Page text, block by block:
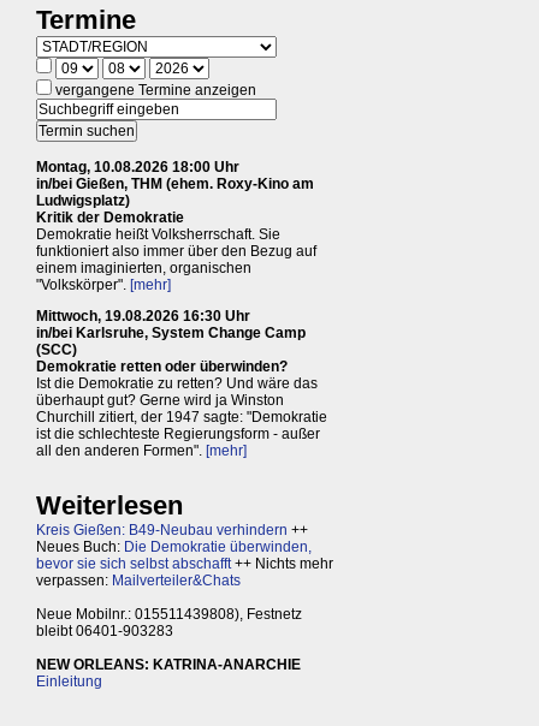
Termine
vergangene Termine anzeigen
Montag, 10.08.2026 18:00 Uhr
in/bei Gießen, THM (ehem. Roxy-Kino am
Ludwigsplatz)
Kritik der Demokratie
Demokratie heißt Volksherrschaft. Sie
funktioniert also immer über den Bezug auf
einem imaginierten, organischen
"Volkskörper". [mehr]
Mittwoch, 19.08.2026 16:30 Uhr
in/bei Karlsruhe, System Change Camp
(SCC)
Demokratie retten oder überwinden?
Ist die Demokratie zu retten? Und wäre das
überhaupt gut? Gerne wird ja Winston
Churchill zitiert, der 1947 sagte: "Demokratie
ist die schlechteste Regierungsform - außer
all den anderen Formen". [mehr]
Weiterlesen
Kreis Gießen: B49-Neubau verhindern ++
Neues Buch: Die Demokratie überwinden,
bevor sie sich selbst abschafft++ Nichts mehr
verpassen: Mailverteiler&Chats
Neue Mobilnr.: 015511439808), Festnetz
bleibt 06401-903283
NEW ORLEANS: KATRINA-ANARCHIE
Einleitung